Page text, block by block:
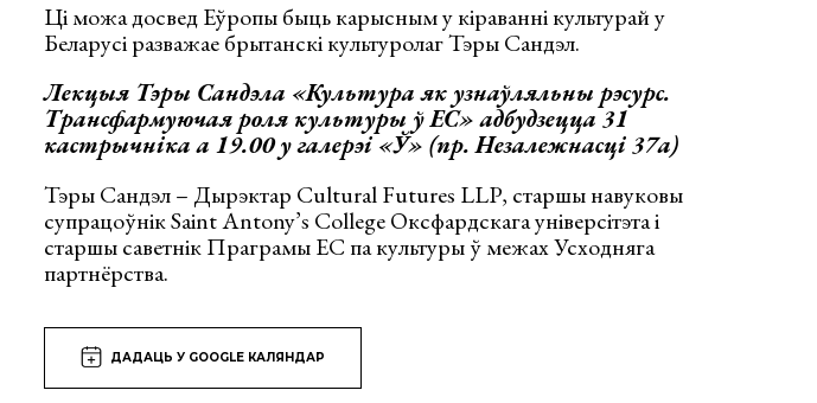
Ці можа досвед Еўропы быць карысным у кіраванні культурай у
Беларусі разважае брытанскі культуролаг Тэры Сандэл.
Лекцыя Тэры Сандэла «Культура як узнаўляльны рэсурс.
Трансфармуючая роля культуры ў ЕС» адбудзецца 31
кастрычніка а 19.00 у галерэі «Ў» (пр. Незалежнасці 37а)
Тэры Сандэл – Дырэктар Cultural Futures LLP, старшы навуковы
супрацоўнік Saint Antony’s College Оксфардскага універсітэта і
старшы саветнік Праграмы ЕС па культуры ў межах Усходняга
партнёрства.
ДАДАЦЬ У GOOGLE КАЛЯНДАР